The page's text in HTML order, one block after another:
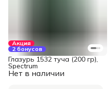
Акция
2 бонусов
Нет в наличии
Глазурь 1532 туча (200 гр),
Spectrum